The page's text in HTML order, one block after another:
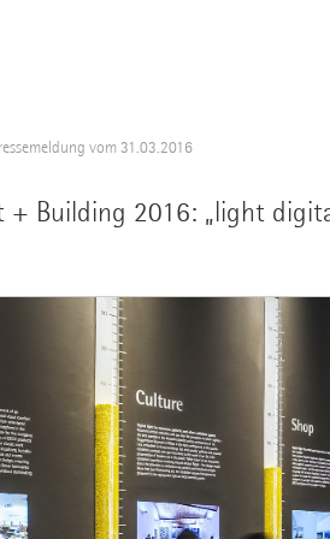
vom 31.03.2016
+ Building 2016: „light